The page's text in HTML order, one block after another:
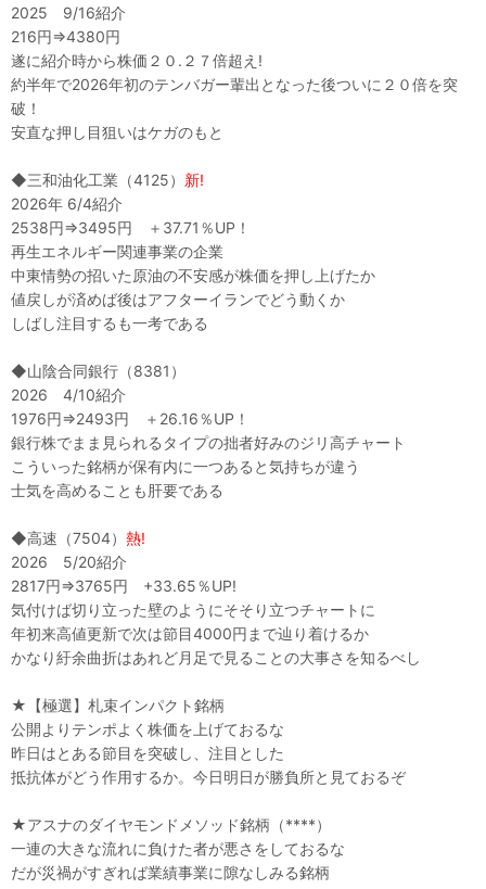
2025 9/16紹介
216円⇒4380円
遂に紹介時から株価２０.２７倍超え!
約半年で2026年初のテンバガー輩出となった後ついに２０倍を突
破！
安直な押し目狙いはケガのもと
◆三和油化工業（4125） 新!
2026年 6/4紹介
2538円⇒3495円 ＋37.71％UP！
再生エネルギー関連事業の企業
中東情勢の招いた原油の不安感が株価を押し上げたか
値戻しが済めば後はアフターイランでどう動くか
しばし注目するも一考である
◆山陰合同銀行（8381）
2026 4/10紹介
1976円⇒2493円 ＋26.16％UP！
銀行株でまま見られるタイプの拙者好みのジリ高チャート
こういった銘柄が保有内に一つあると気持ちが違う
士気を高めることも肝要である
◆高速（7504） 熱!
2026 5/20紹介
2817円⇒3765円 +33.65％UP!
気付けば切り立った壁のようにそそり立つチャートに
年初来高値更新で次は節目4000円まで辿り着けるか
かなり紆余曲折はあれど月足で見ることの大事さを知るべし
★【極選】札束インパクト銘柄
公開よりテンポよく株価を上げておるな
昨日はとある節目を突破し、注目とした
抵抗体がどう作用するか。今日明日が勝負所と見ておるぞ
★アスナのダイヤモンドメソッド銘柄（****）
一連の大きな流れに負けた者が悪さをしておるな
だが災禍がすぎれば業績事業に隙なしみる銘柄